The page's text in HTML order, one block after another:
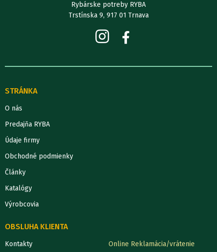
Rybárske potreby RYBA
Trstínska 9, 917 01 Trnava
STRÁNKA
O nás
Predajňa RYBA
Údaje firmy
Obchodné podmienky
Články
Katalógy
Výrobcovia
OBSLUHA KLIENTA
Kontakty Online Reklamácia/vrátenie